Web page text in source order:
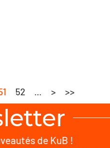
52 ... > >>
de KuB !